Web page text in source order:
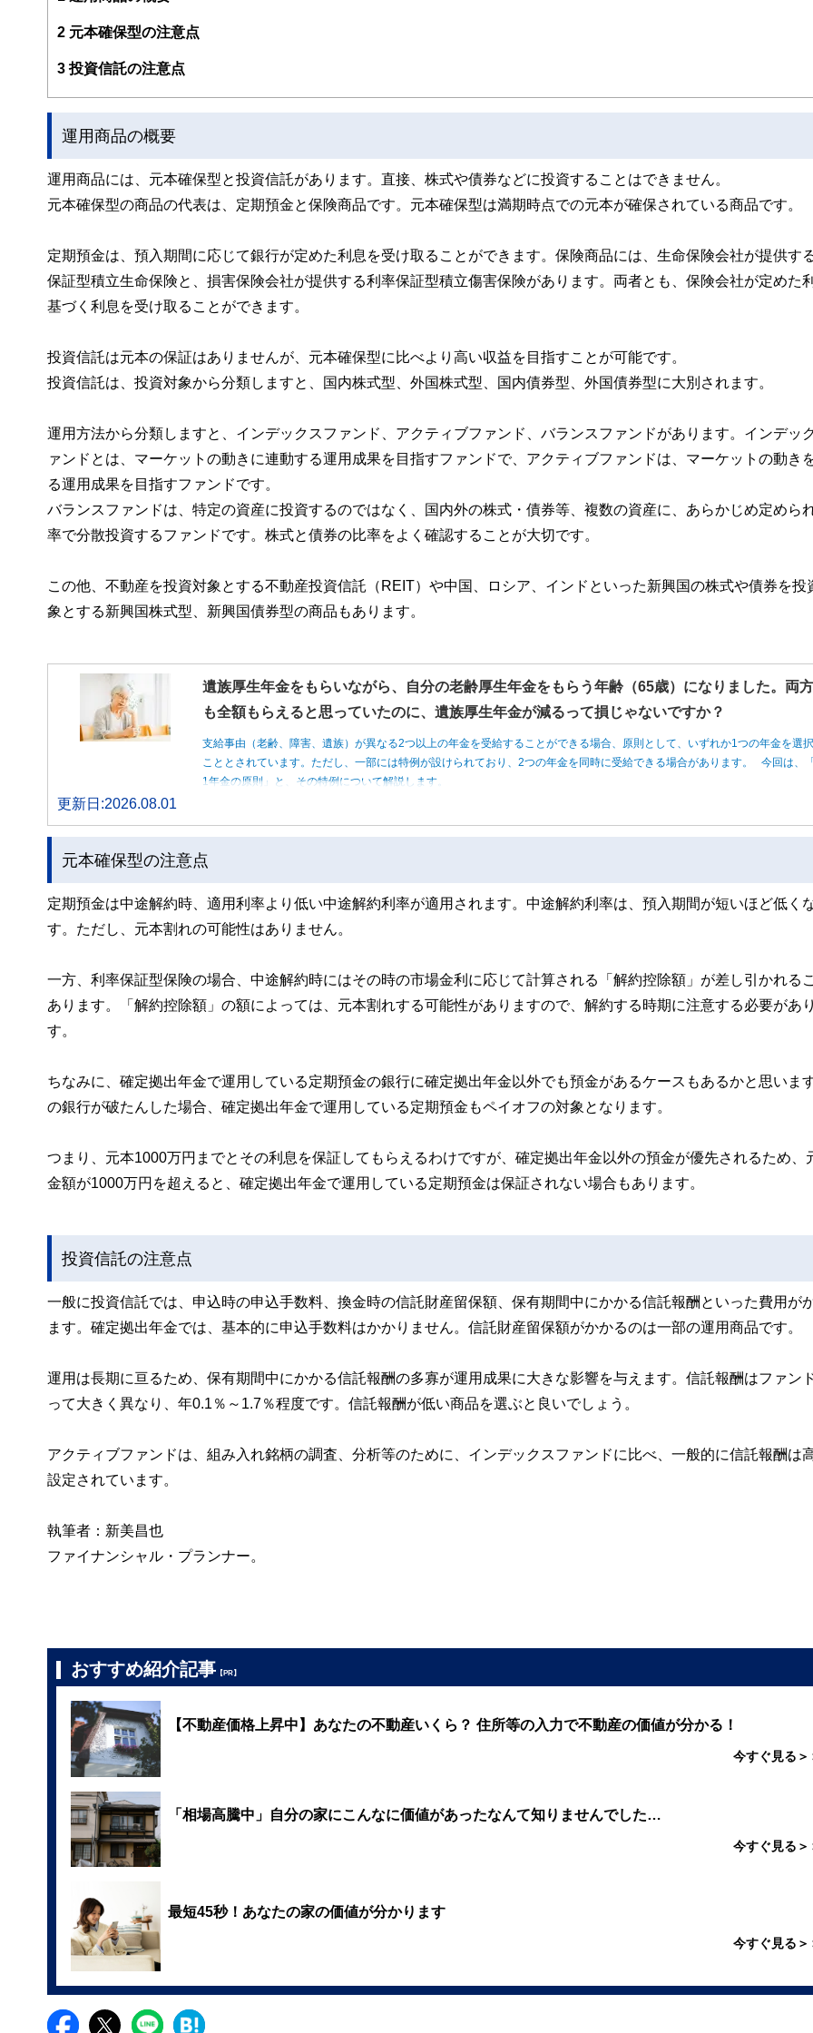
2 元本確保型の注意点
3投資信託の注意点
運用商品の概要
運用商品には、元本確保型と投資信託があります。直接、株式や債券などに投資することはできません。
元本確保型の商品の代表は、定期預金と保険商品です。元本確保型は満期時点での元本が確保されている商品です。
定期預金は、預入期間に応じて銀行が定めた利息を受け取ることができます。保険商品には、生命保険会社が提供す
保証型積立生命保険と、損害保険会社が提供する利率保証型積立傷害保険があります。両者とも、保険会社が定めた
基づく利息を受け取ることができます。
投資信託は元本の保証はありませんが、元本確保型に比べより高い収益を目指すことが可能です。
投資信託は、投資対象から分類しますと、国内株式型、外国株式型、国内債券型、外国債券型に大別されます。
運用方法から分類しますと、インデックスファンド、アクティブファンド、バランスファンドがあります。インデッ
ァンドとは、マーケットの動きに連動する運用成果を目指すファンドで、アクティブファンドは、マーケットの動き
る運用成果を目指すファンドです。
バランスファンドは、特定の資産に投資するのではなく、国内外の株式・債券等、複数の資産に、あらかじめ定めら
率で分散投資するファンドです。株式と債券の比率をよく確認することが大切です。
この他、不動産を投資対象とする不動産投資信託（REIT）や中国、ロシア、インドといった新興国の株式や債券を投
象とする新興国株式型、新興国債券型の商品もあります。
遺族厚生年金をもらいながら、自分の老齢厚生年金をもらう年齢（65歳）になりました。両
も全額もらえると思っていたのに、遺族厚生年金が減るって損じゃないですか？
支給事由（老齢、障害、遺族）が異なる2つ以上の年金を受給することができる場合、原則として、いずれか1つの年金を選
こととされています。ただし、一部には特例が設けられており、2つの年金を同時に受給できる場合があります。 今回は、
1年金の原則」と、その特例について解説します。
更新日:2026.08.01
元本確保型の注意点
定期預金は中途解約時、適用利率より低い中途解約利率が適用されます。中途解約利率は、預入期間が短いほど低く
す。ただし、元本割れの可能性はありません。
一方、利率保証型保険の場合、中途解約時にはその時の市場金利に応じて計算される「解約控除額」が差し引かれる
あります。「解約控除額」の額によっては、元本割れする可能性がありますので、解約する時期に注意する必要があ
す。
ちなみに、確定拠出年金で運用している定期預金の銀行に確定拠出年金以外でも預金があるケースもあるかと思いま
の銀行が破たんした場合、確定拠出年金で運用している定期預金もペイオフの対象となります。
つまり、元本1000万円までとその利息を保証してもらえるわけですが、確定拠出年金以外の預金が優先されるため、
金額が1000万円を超えると、確定拠出年金で運用している定期預金は保証されない場合もあります。
投資信託の注意点
一般に投資信託では、申込時の申込手数料、換金時の信託財産留保額、保有期間中にかかる信託報酬といった費用が
ます。確定拠出年金では、基本的に申込手数料はかかりません。信託財産留保額がかかるのは一部の運用商品です。
運用は長期に亘るため、保有期間中にかかる信託報酬の多寡が運用成果に大きな影響を与えます。信託報酬はファン
って大きく異なり、年0.1％～1.7％程度です。信託報酬が低い商品を選ぶと良いでしょう。
アクティブファンドは、組み入れ銘柄の調査、分析等のために、インデックスファンドに比べ、一般的に信託報酬は
設定されています。
執筆者：新美昌也
ファイナンシャル・プランナー。
おすすめ紹介記事 【PR】
【不動産価格上昇中】あなたの不動産いくら？ 住所等の入力で不動産の価値が分かる！
今すぐ見る＞
「相場高騰中」自分の家にこんなに価値があったなんて知りませんでした…
今すぐ見る＞
最短45秒！あなたの家の価値が分かります
今すぐ見る＞